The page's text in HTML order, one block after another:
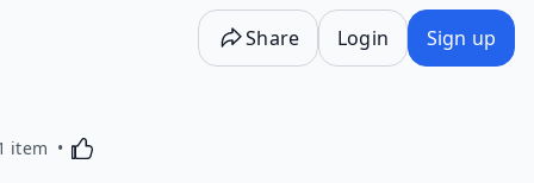
Share Login Sign up
item Activating this element will cause content on the